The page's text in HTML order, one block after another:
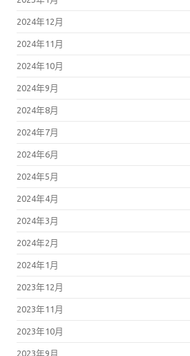
2024年12月
2024年11月
2024年10月
2024年9月
2024年8月
2024年7月
2024年6月
2024年5月
2024年4月
2024年3月
2024年2月
2024年1月
2023年12月
2023年11月
2023年10月
2023年9月